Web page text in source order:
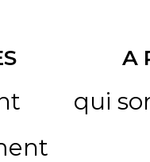
A
qui